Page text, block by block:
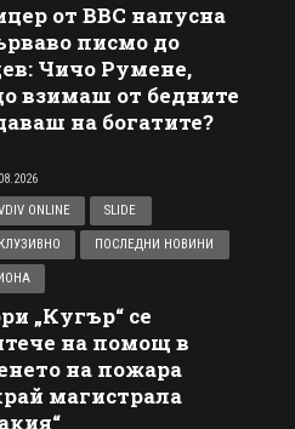
от ВВС напусна
писмо до
Чичо Румене,
взимаш от бедните
на богатите?
ONLINE
SLIDE
ПОСЛЕДНИ НОВИНИ
„Кугър“ се
на помощ в
на пожара
магистрала